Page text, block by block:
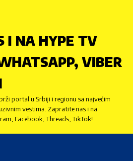
I NA HYPE TV
VIBER
portal u Srbiji i regionu sa najvećim
vestima. Zapratite nas i na
Facebook, Threads, TikTok!